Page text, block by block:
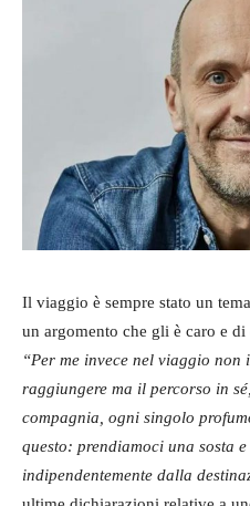
Il viaggio è sempre stato un
un argomento che gli è caro e
“Per me invece nel viaggio non
raggiungere ma il percorso in
compagnia, ogni singolo
questo: prendiamoci una sosta
indipendentemente dalla